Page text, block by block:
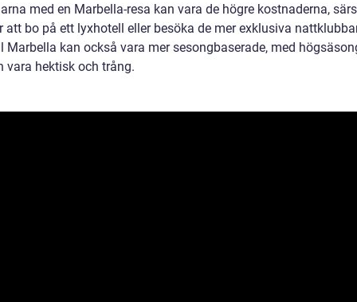
med en Marbella-resa kan vara de högre kostnaderna,
att bo på ett lyxhotell eller besöka de mer exklusiva
Marbella kan också vara mer sesongbaserade, med
vara hektisk och trång.